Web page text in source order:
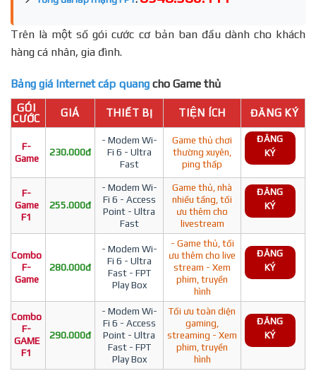
Trên là một số gói cước cơ bản ban đầu dành cho khách
hàng cá nhân, gia đình.
Bảng giá Internet cáp quang cho Game thủ
GÓI
CƯỚC
GIÁ THIẾT BỊ TIỆN ÍCH ĐĂNG KÝ
F-
Game
230.000đ
- Modem Wi-
Fi 6 - Ultra
Fast
Game thủ chơi
thường xuyên,
ping thấp
ĐĂNG
KÝ
F-
Game
F1
255.000đ
- Modem Wi-
Fi 6 - Access
Point - Ultra
Fast
Game thủ, nhà
nhiều tầng, tối
ưu thêm cho
livestream
ĐĂNG
KÝ
Combo
F-
Game
280.000đ
- Modem Wi-
Fi 6 - Ultra
Fast - FPT
Play Box
- Game thủ, tối
ưu thêm cho live
stream - Xem
phim, truyền
hình
ĐĂNG
KÝ
Combo
F-
GAME
F1
290.000đ
- Modem Wi-
Fi 6 - Access
Point - Ultra
Fast - FPT
Play Box
Tối ưu toàn diện
gaming,
streaming - Xem
phim, truyền
hình
ĐĂNG
KÝ